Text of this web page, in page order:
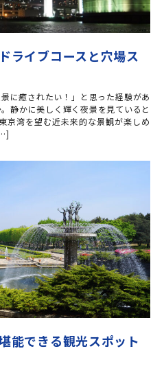
ライブコースと穴場ス
に癒されたい！」と思った経験があ
静かに美しく輝く夜景を見ていると
京湾を望む近未来的な景観が楽しめ
能できる観光スポット